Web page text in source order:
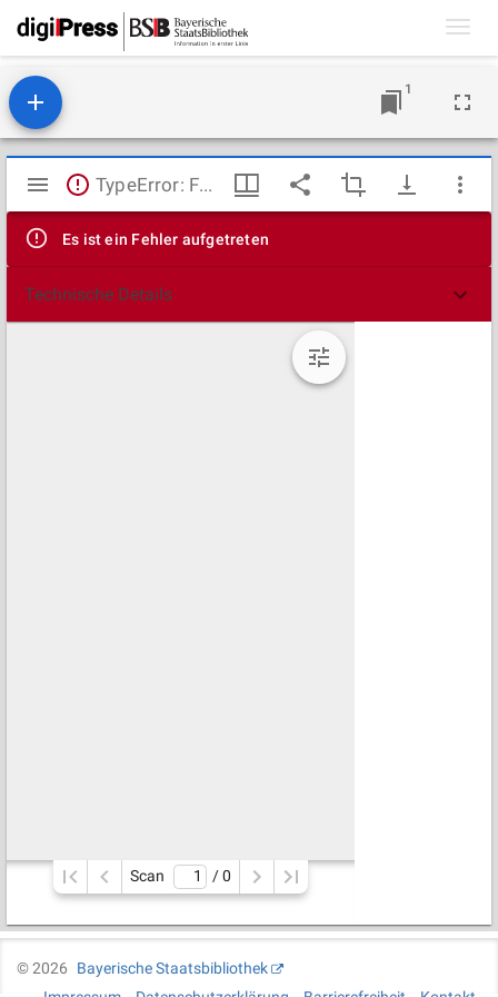
1
Mirador
Viewer
TypeError: Failed to fetch
Es ist ein Fehler aufgetreten
Technische Details
Scan / 0
©2026
Bayerische Staatsbibliothek